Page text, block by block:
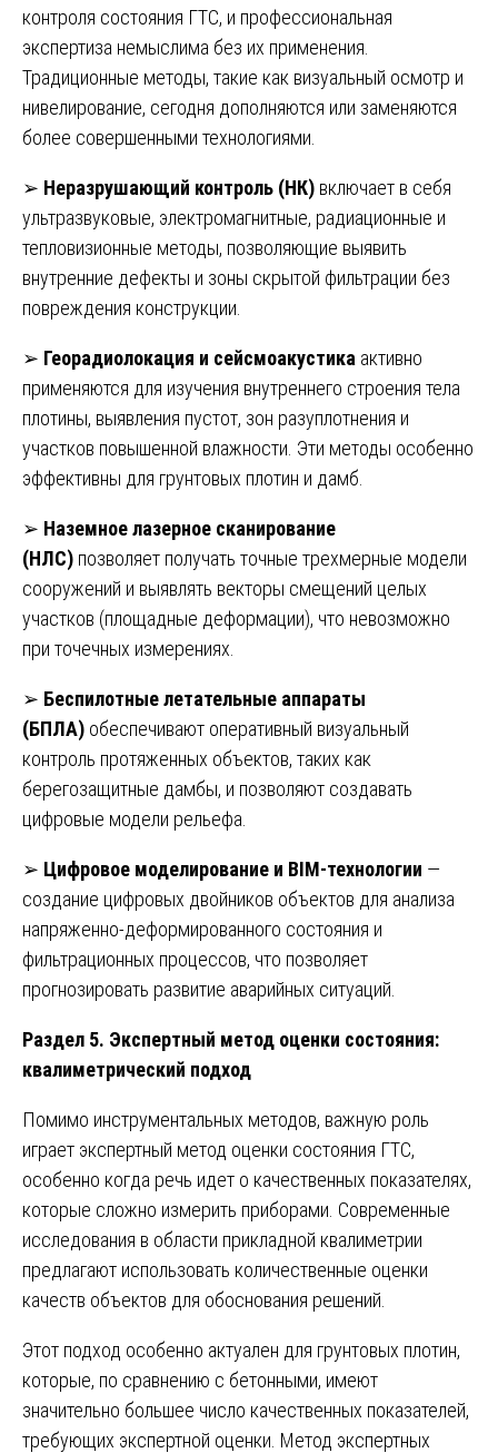
контроля состояния ГТС, и профессиональная
экспертиза немыслима без их применения.
Традиционные методы, такие как визуальный осмотр и
нивелирование, сегодня дополняются или заменяются
более совершенными технологиями.
➢ Неразрушающий контроль (НК) включает в себя
ультразвуковые, электромагнитные, радиационные и
тепловизионные методы, позволяющие выявить
внутренние дефекты и зоны скрытой фильтрации без
повреждения конструкции.
➢ Георадиолокация и сейсмоакустика активно
применяются для изучения внутреннего строения тела
плотины, выявления пустот, зон разуплотнения и
участков повышенной влажности. Эти методы особенно
эффективны для грунтовых плотин и дамб.
➢ Наземное лазерное сканирование
(НЛС) позволяет получать точные трехмерные модели
сооружений и выявлять векторы смещений целых
участков (площадные деформации), что невозможно
при точечных измерениях.
➢ Беспилотные летательные аппараты
(БПЛА) обеспечивают оперативный визуальный
контроль протяженных объектов, таких как
берегозащитные дамбы, и позволяют создавать
цифровые модели рельефа.
➢ Цифровое моделирование и BIM-технологии —
создание цифровых двойников объектов для анализа
напряженно-деформированного состояния и
фильтрационных процессов, что позволяет
прогнозировать развитие аварийных ситуаций.
Раздел 5. Экспертный метод оценки состояния:
квалиметрический подход
Помимо инструментальных методов, важную роль
играет экспертный метод оценки состояния ГТС,
особенно когда речь идет о качественных показателях,
которые сложно измерить приборами. Современные
исследования в области прикладной квалиметрии
предлагают использовать количественные оценки
качеств объектов для обоснования решений.
Этот подход особенно актуален для грунтовых плотин,
которые, по сравнению с бетонными, имеют
значительно большее число качественных показателей,
требующих экспертной оценки. Метод экспертных